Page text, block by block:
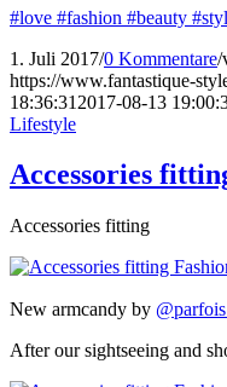
#love #fashion #beauty
1. Juli 2017/0 Kommentare/
https://www.fantastique-
18:36:31 2017-08-13
Lifestyle
Accessories
Accessories fitting
New armcandy by @parfois_
After our sightseeing and